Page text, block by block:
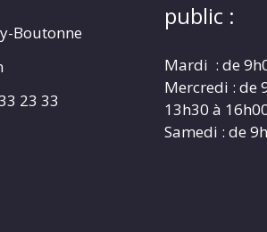
Boutonne
23 33
public :
Mardi : de
Mercredi : de
13h30 à
Samedi : de